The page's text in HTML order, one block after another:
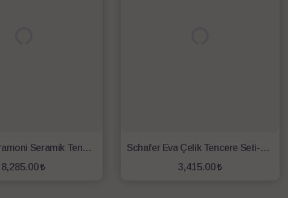
Schafer Ceramoni Seramik Tencere Seti 7 Parça-Gri
8,285.00
Schafer Eva Çelik Tencere Seti-6 Parça-Inox
3,415.00